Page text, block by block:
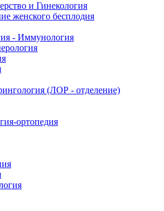
и Гинекология
женского бесплодия
- Иммунология
(ЛОР - отделение)
ортопедия